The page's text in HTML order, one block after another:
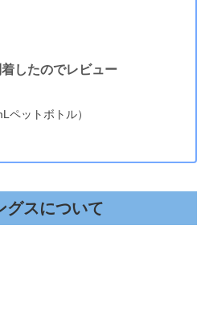
したのでレビュー
ペットボトル）
グスについて